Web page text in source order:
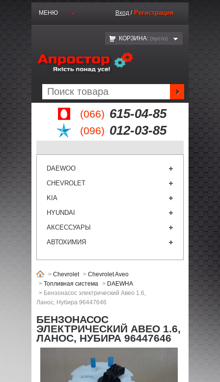
(066) 615-04-85
(096) 012-03-85
МЕНЮ Вход / Регистрация
КОРЗИНА: (пустo)
DAEWOO
CHEVROLET
KIA
HYUNDAI
АКСЕССУАРЫ
АВТОХИМИЯ
> Chevrolet > Chevrolet Aveo
> Топливная система > DAEWHA
> Бензонасос электрический Авео 1.6,
Ланос, Нубира 96447646
БЕНЗОНАСОС
ЭЛЕКТРИЧЕСКИЙ АВЕО 1.6,
ЛАНОС, НУБИРА 96447646